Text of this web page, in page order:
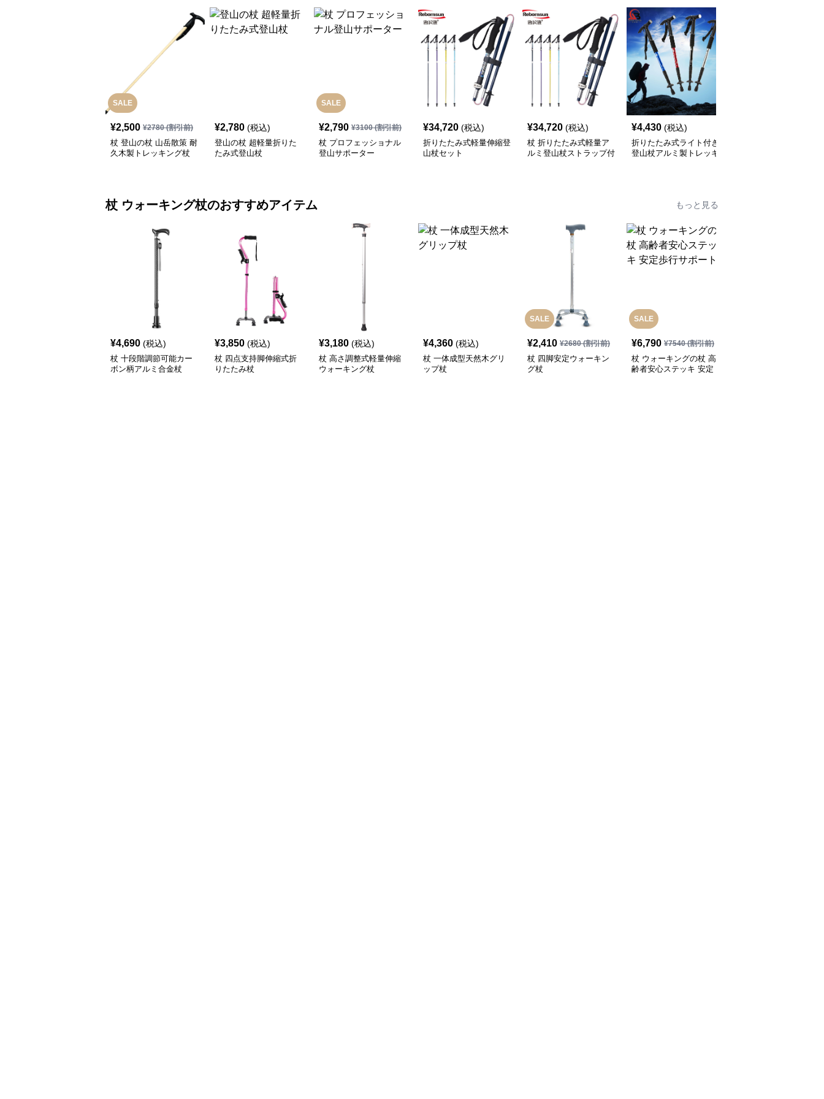
SALE
¥2,500 ¥2780(割引前)
杖 登山の杖 山岳散策 耐
久木製トレッキング杖
¥2,780 (税込)
登山の杖 超軽量折りた
たみ式登山杖
SALE
¥2,790 ¥3100(割引前)
杖 プロフェッショナル
登山サポーター
¥34,720 (税込)
折りたたみ式軽量伸縮登
山杖セット
¥34,720 (税込)
杖 折りたたみ式軽量ア
ルミ登山杖ストラップ付
¥4,430 (税込)
折りたたみ式ライト付き
登山杖アルミ製トレッキ
杖 ウォーキング杖のおすすめアイテム もっと見る
¥4,690 (税込)
杖 十段階調節可能カー
ボン柄アルミ合金杖
¥3,850 (税込)
杖 四点支持脚伸縮式折
りたたみ杖
¥3,180 (税込)
杖 高さ調整式軽量伸縮
ウォーキング杖
¥4,360 (税込)
杖 一体成型天然木グリ
ップ杖
SALE
¥2,410 ¥2680(割引前)
杖 四脚安定ウォーキン
グ杖
SALE
¥6,790 ¥7540(割引前)
杖 ウォーキングの杖 高
齢者安心ステッキ 安定